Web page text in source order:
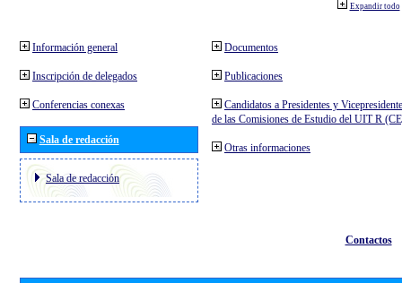
Expandir todo
Información general
Inscripción de delegados
Conferencias conexas
Sala de redacción
Sala de redacción
Documentos
Publicaciones
Candidatos a Presidentes y
de las Comisiones de Estudio del UIT R
Otras informaciones
Contactos